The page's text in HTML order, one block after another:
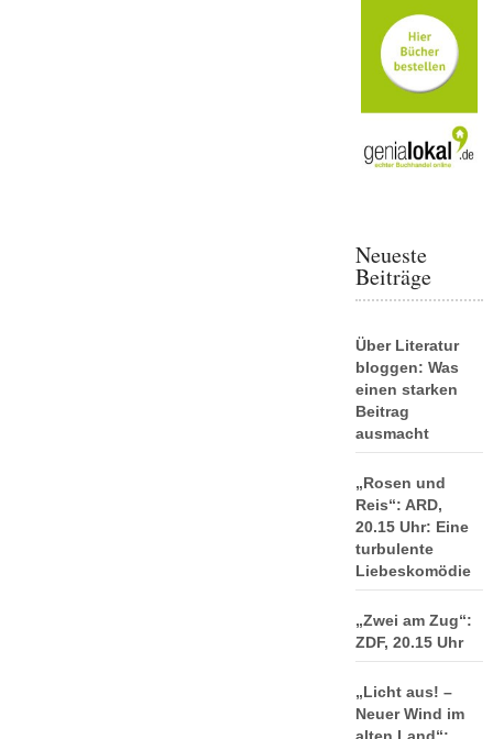
Neueste
Beiträge
Über Literatur
bloggen: Was
einen starken
Beitrag
ausmacht
„Rosen und
Reis“: ARD,
20.15 Uhr: Eine
turbulente
Liebeskomödie
„Zwei am Zug“:
ZDF, 20.15 Uhr
„Licht aus! –
Neuer Wind im